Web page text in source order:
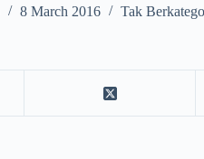
8 March 2016 Tak